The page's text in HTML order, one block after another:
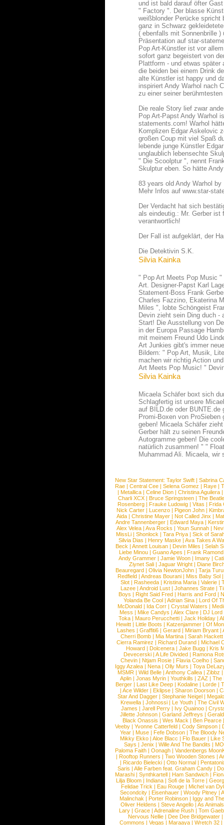
und ist bald darauf öfter
" Factory ". Der blasse
weißblonder Perücke spricht
ganz in Schwarz
( ebenfalls mit Sonnenbrille )
Präsentation auf star-
Pop Art-Künstler ist vor
sofort ganz begeistert von
Plattform - und etwas später
die beiden bei einem Drink
alte Künstler ist happy und
inspiriert Andy Warhol nach
zu einer seiner
Die reale Story lief zwar
Pop Art-Papst Andy Warhol
statements.com! Warhol
Komplizen Edgar Askelovic
großen Coup mit viel Spaß
lebende junge Künstler
unglaublich lebensechte
" Die Scoolptur ", nennt
Skulptur eben. So hätte
83 years old Andy Warhol
Mehr Infos aufwww.star-
Der Verdacht hat sich
als eindeutig.: Mr. Gerber ist
verantwortlich!
Der Fall ist aufgeklärt, der
Die Detektivin S.K.
Silvia Kainka
" Pop Art Meets Pop Music "
Art. Designer-Papst Karl
Statement-Boss Frank
Charles Fazzino, Ekaterina
Miles ", lobte Schöngeist
Devin zieht sein Ding duch
Start! Die Ausstellung von
in der Europa Passage
mit meinem Freund Udo
Art Junkies gibt's immer
Bildern: " Pop Art, Musik,
machen wir richtig Action
Art Meets Pop Music! "
Silvia Kainka
Micaela Schäfer boxt sich
Schlagfertig ist unsere
auf BILD.de oder BUNTE.de
Promi-Boxen von
geben! Micaela Schäfer
Gerber hält zu seinen
Autogramme geben! Die
natürlich zusammen! " "
Muhammad Ali. Micaela, wir
New Star Statement: Taylor Swift | Sabrina
Rae |Central Cee |Selena Gomez |Raye |
| Metallica | Celine Dion | Christina Aguilera |
Charli XCX |Bruce Springsteen |The
Rosenberg | Frauke Ludowig | Vitas | Frida
Nick Carter | Lucenzo | Pigeon John |
Aida |Christine Mayer |Not Called Jinx |
Andre Tannenberger | Edward Maya |
Alex Velea | Ava Rocks | Youn Sunnah |
MissLi | Shonlock | Tara Priya | Sick of
Silvia Dias |Henry Maske |Ava Takes A
Beck |Annett Louisan |Devin Miles |Selah
Liebe Minou |Guano Apes |Frank Ramond
Andy Grammer |Jamie Woon | Imany |
Ziynet Sali |Jaguar Wright |Diane
Beauregard |Olivia NewtonJohn |Tarja
Redfield | Andreas Bourani | Miss Baby Sol
Slot | Rasheeda | Kristina Maria | Valerie |
Lazee | Android Lust | Johannes Strate |
Boys | Right Said Fred | Harris and Ford |
Yolanda Be Cool |Adrian Sina |Lord Of
McDonald | Ida Corr |Crystal Waters |
Mess | Mike Candys | Alex Clare | DJ Lord
Toka | Mauro Perucchetti | Jack Holiday |
Hewitt |Little Boots |Katzenjammer |Of
Lashes |Graffiti6 |Gerard |Miriam Bryant |
Cherri Bomb | Mia Martina | Sarah Hackett
Cierra Ramirez | Richard Durand | Michael
Howard |Dolcenera |Jake Bugg |Kris
Devecerski |A Life Divided |Ramona
Chevin |Ntjam Rosie |Flavia Coelho |
Iggy Azalea | Nena | Olly Murs | Toya
MSMR |Wild Belle |Anthony Callea |Zibbz
Aplin | Jonas Myrin | Youthkills | ZAZ | The
Berger |Last Like Deep |Kodaline |Lorde |
|Ace Wilder |Eklipse |Sharon Doorson |
Star And Dagger | Stephanie Neigel |
Krewella | Johnossi | Le Youth | The Civil
James | Jarell Perry | Ivy Quainoo |
Jillette Johnson | Garland Jeffreys |
Black Onassis | Wes Mack | Ben Pearce
Veeby | Yvonne Catterfeld | Cody Simpson |
Year |Muse |Fefe Dobson |The Bloody
Mikky Ekko | Aloe Blacc | Flo Bauer | Like
Says | Jenix | Wille And The Bandits | MO
Paloma Faith |Oonagh |Vandenbergs
|Rooftop Runners |Two Wooden Stones |
| Ricardo Bielecki | Otto Normal |
Saris | Alle Farben feat. Graham Candy |
Marashi | Synthkartell | Ham Sandwich |
Lilja Bloom | Indiana | Sofi de la Torre |
Felidae Trick | Eau Rouge | Michel van
Secondcity |Eisenhauer |Woody Pitney |
Malinchak |Porter Robinson | Iggy and
Oliver Heldens |Steve Angello |As Animals
Lary | Grace | Adrenaline Rush | Tom
Nervous Nellie | Dee Dee Bridgewater |
Commons |Vegas |Maraaya |Wretch 32 |